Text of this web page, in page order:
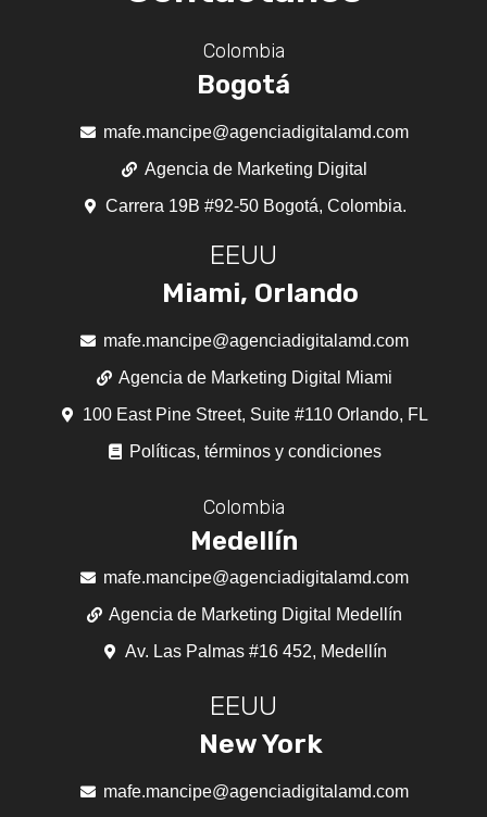
Colombia
Bogotá
mafe.mancipe@agenciadigitalamd.com
Agencia de Marketing Digital
Carrera 19B #92-50 Bogotá, Colombia.
EEUU
Miami, Orlando
mafe.mancipe@agenciadigitalamd.com
Agencia de Marketing Digital Miami
100 East Pine Street, Suite #110 Orlando, FL
Políticas, términos y condiciones
Colombia
Medellín
mafe.mancipe@agenciadigitalamd.com
Agencia de Marketing Digital Medellín
Av. Las Palmas #16 452, Medellín
EEUU
New York
mafe.mancipe@agenciadigitalamd.com